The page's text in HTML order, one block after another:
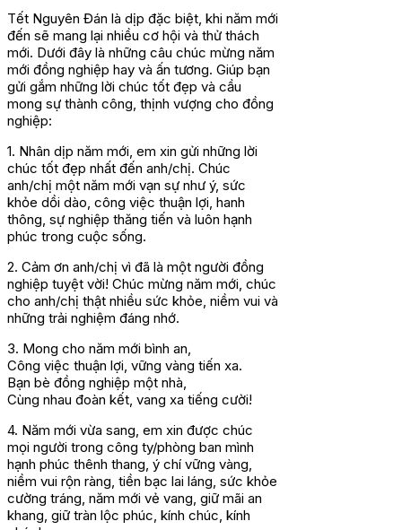
Tết Nguyên Đán là dịp đặc biệt, khi năm mới
đến sẽ mang lại nhiều cơ hội và thử thách
mới. Dưới đây là những câu chúc mừng năm
mới đồng nghiệp hay và ấn tương. Giúp bạn
gửi gắm những lời chúc tốt đẹp và cầu
mong sự thành công, thịnh vượng cho đồng
nghiệp:
1. Nhân dịp năm mới, em xin gửi những lời
chúc tốt đẹp nhất đến anh/chị. Chúc
anh/chị một năm mới vạn sự như ý, sức
khỏe dồi dào, công việc thuận lợi, hanh
thông, sự nghiệp thăng tiến và luôn hạnh
phúc trong cuộc sống.
2. Cảm ơn anh/chị vì đã là một người đồng
nghiệp tuyệt vời! Chúc mừng năm mới, chúc
cho anh/chị thật nhiều sức khỏe, niềm vui và
những trải nghiệm đáng nhớ.
3. Mong cho năm mới bình an,
Công việc thuận lợi, vững vàng tiến xa.
Bạn bè đồng nghiệp một nhà,
Cùng nhau đoàn kết, vang xa tiếng cười!
4. Năm mới vừa sang, em xin được chúc
mọi người trong công ty/phòng ban mình
hạnh phúc thênh thang, ý chí vững vàng,
niềm vui rộn ràng, tiền bạc lai láng, sức khỏe
cường tráng, năm mới vẻ vang, giữ mãi an
khang, giữ tràn lộc phúc, kính chúc, kính